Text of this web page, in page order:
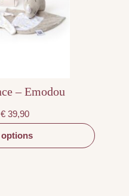
– Emodou
€39,90Plage
de
prix :
à